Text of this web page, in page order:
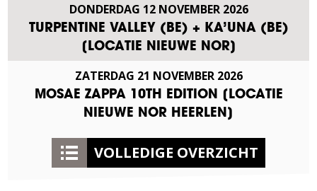
DONDERDAG 12 NOVEMBER 2026
TURPENTINE VALLEY (BE) + KA’UNA (BE)
[LOCATIE NIEUWE NOR]
ZATERDAG 21 NOVEMBER 2026
MOSAE ZAPPA 10TH EDITION [LOCATIE
NIEUWE NOR HEERLEN]
VOLLEDIGE OVERZICHT